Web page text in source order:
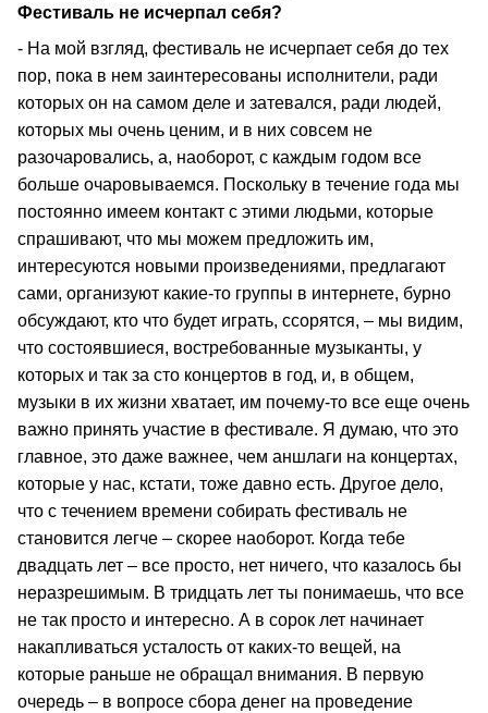
Фестиваль не исчерпал себя?
- На мой взгляд, фестиваль не исчерпает себя до тех
пор, пока в нем заинтересованы исполнители, ради
которых он на самом деле и затевался, ради людей,
которых мы очень ценим, и в них совсем не
разочаровались, а, наоборот, с каждым годом все
больше очаровываемся. Поскольку в течение года мы
постоянно имеем контакт с этими людьми, которые
спрашивают, что мы можем предложить им,
интересуются новыми произведениями, предлагают
сами, организуют какие-то группы в интернете, бурно
обсуждают, кто что будет играть, ссорятся, – мы видим,
что состоявшиеся, востребованные музыканты, у
которых и так за сто концертов в год, и, в общем,
музыки в их жизни хватает, им почему-то все еще очень
важно принять участие в фестивале. Я думаю, что это
главное, это даже важнее, чем аншлаги на концертах,
которые у нас, кстати, тоже давно есть. Другое дело,
что с течением времени собирать фестиваль не
становится легче – скорее наоборот. Когда тебе
двадцать лет – все просто, нет ничего, что казалось бы
неразрешимым. В тридцать лет ты понимаешь, что все
не так просто и интересно. А в сорок лет начинает
накапливаться усталость от каких-то вещей, на
которые раньше не обращал внимания. В первую
очередь – в вопросе сбора денег на проведение